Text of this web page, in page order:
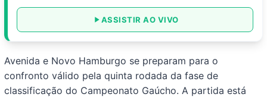
ASSISTIR AO VIVO
Avenida e Novo Hamburgo se preparam para o
confronto válido pela quinta rodada da fase de
classificação do Campeonato Gaúcho. A partida está